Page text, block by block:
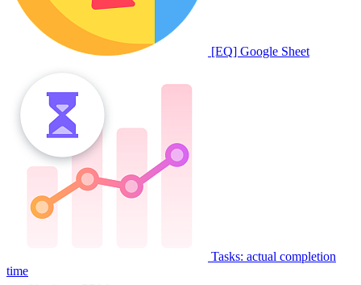
[EQ] Google Sheet
Tasks: actual completion
time